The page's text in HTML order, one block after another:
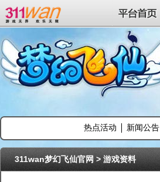
311wan平台 平台首页
热点活动 新闻公告
311wan梦幻飞仙官网>游戏资料